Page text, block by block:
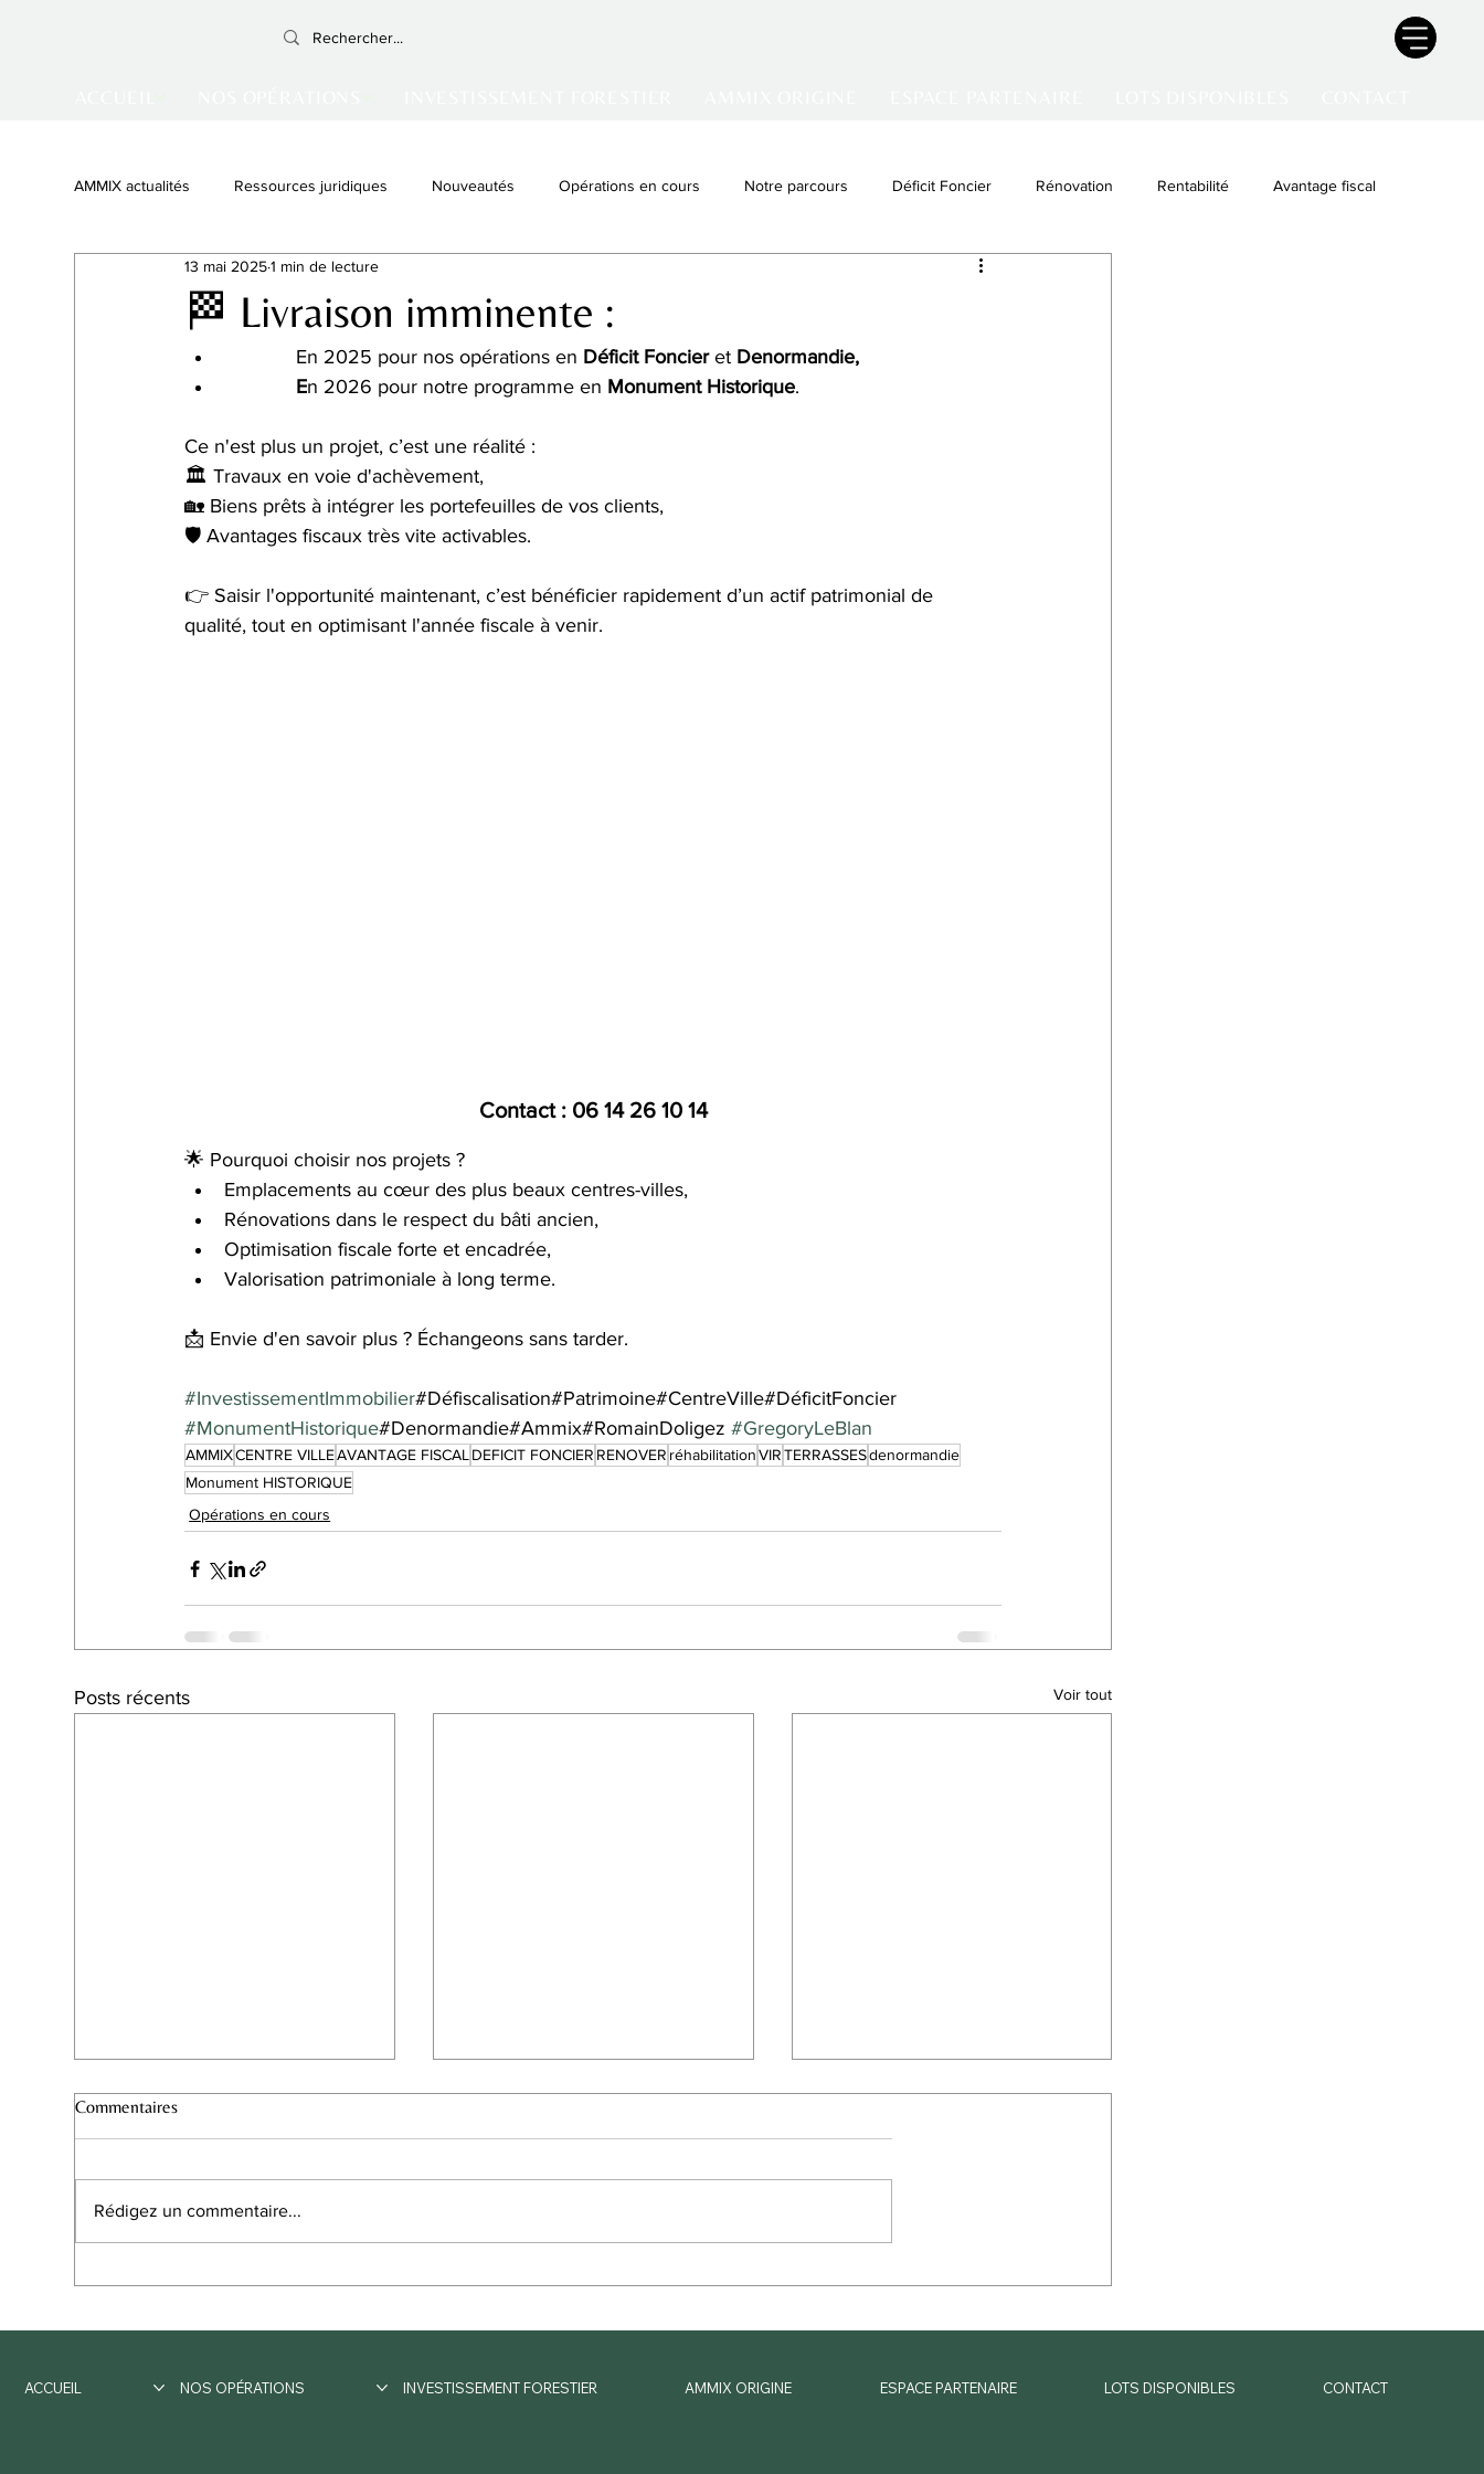
AMMIX actualités Ressources juridiques Nouveautés Opérations en cours Notre parcours Déficit Foncier Rénovation Rentabilité Avantage fiscal
Monument Historique Vente achevée
🏁 Livraison imminente :
13 mai 20251 min de lecture
En 2025 pour nos opérations en Déficit Foncier et Denormandie,
En 2026 pour notre programme en Monument Historique.
Ce n'est plus un projet, c’est une réalité :
🏛️ Travaux en voie d'achèvement,
🏡 Biens prêts à intégrer les portefeuilles de vos clients,
🛡️ Avantages fiscaux très vite activables.
👉 Saisir l'opportunité maintenant, c’est bénéficier rapidement d’un actif patrimonial de
qualité, tout en optimisant l'année fiscale à venir.
Contact : 06 14 26 10 14
🌟 Pourquoi choisir nos projets ?
Emplacements au cœur des plus beaux centres-villes,
Rénovations dans le respect du bâti ancien,
Optimisation fiscale forte et encadrée,
Valorisation patrimoniale à long terme.
📩 Envie d'en savoir plus ? Échangeons sans tarder.
#InvestissementImmobilier#Défiscalisation#Patrimoine#CentreVille#DéficitFoncier
#MonumentHistorique#Denormandie#Ammix#RomainDoligez #GregoryLeBlan
AMMIXCENTRE VILLEAVANTAGE FISCALDEFICIT FONCIER RENOVER réhabilitationVIRTERRASSESdenormandie
Monument HISTORIQUE
Opérations en cours
Posts récents Voir tout
Commentaires
Rédigez un commentaire...
ACCUEIL NOS OPÉRATIONS INVESTISSEMENT FORESTIER AMMIX ORIGINE ESPACE PARTENAIRE LOTS DISPONIBLES CONTACT